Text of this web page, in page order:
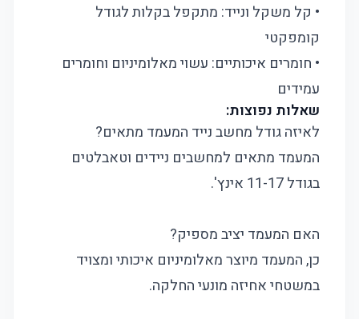
• קל משקל ונייד: מתקפל בקלות לגודל
קומפקטי
• חומרים איכותיים: עשוי מאלומיניום וחומרים
עמידים
שאלות נפוצות:
לאיזה גודל מחשב נייד המעמד מתאים?
המעמד מתאים למחשבים ניידים וטאבלטים
בגודל 11-17 אינץ'.
האם המעמד יציב מספיק?
כן, המעמד מיוצר מאלומיניום איכותי ומצויד
במשטחי אחיזה מונעי החלקה.